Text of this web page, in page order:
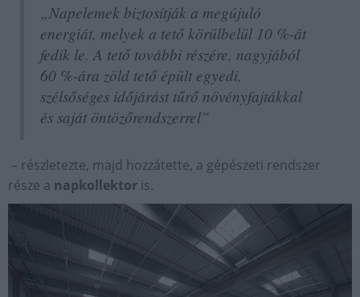
„Napelemek biztosítják a megújuló
energiát, melyek a tető körülbelül 10 %-át
fedik le. A tető további részére, nagyjából
60 %-ára zöld tető épült egyedi,
szélsőséges időjárást tűrő növényfajtákkal
és saját öntözőrendszerrel”
– részletezte, majd hozzátette, a gépészeti rendszer
része a napkollektor is.